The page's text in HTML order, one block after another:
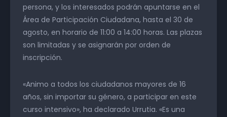
persona, y los interesados podrán apuntarse en el
Área de Participación Ciudadana, hasta el 30 de
agosto, en horario de 11:00 a 14:00 horas. Las plazas
son limitadas y se asignarán por orden de
inscripción.
«Animo a todos los ciudadanos mayores de 16
años, sin importar su género, a participar en este
curso intensivo», ha declarado Urrutia. «Es una